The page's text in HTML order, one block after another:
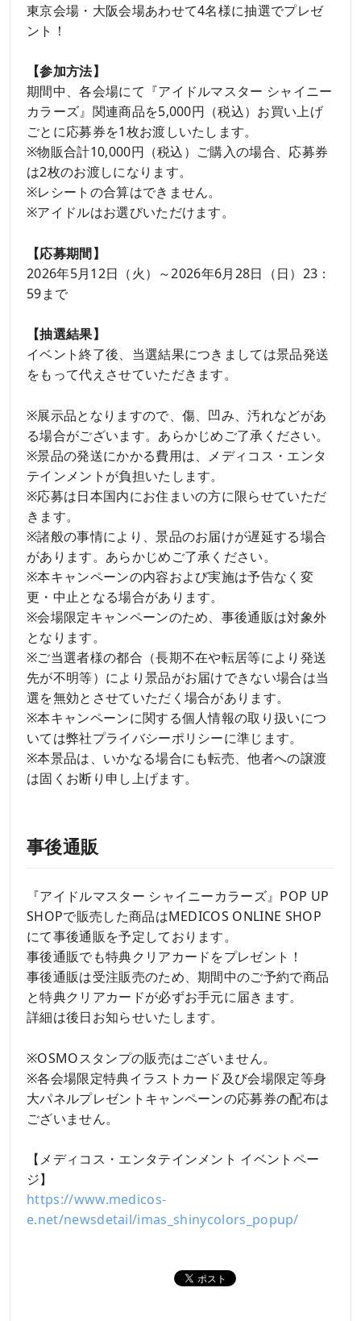
東京会場・大阪会場あわせて4名様に抽選でプレゼ
ント！
【参加方法】
期間中、各会場にて『アイドルマスター シャイニー
カラーズ』関連商品を5,000円（税込）お買い上げ
ごとに応募券を1枚お渡しいたします。
※物販合計10,000円（税込）ご購入の場合、応募券
は2枚のお渡しになります。
※レシートの合算はできません。
※アイドルはお選びいただけます。
【応募期間】
2026年5月12日（火）～2026年6月28日（日）23：
59まで
【抽選結果】
イベント終了後、当選結果につきましては景品発送
をもって代えさせていただきます。
※展示品となりますので、傷、凹み、汚れなどがあ
る場合がございます。あらかじめご了承ください。
※景品の発送にかかる費用は、メディコス・エンタ
テインメントが負担いたします。
※応募は日本国内にお住まいの方に限らせていただ
きます。
※諸般の事情により、景品のお届けが遅延する場合
があります。あらかじめご了承ください。
※本キャンペーンの内容および実施は予告なく変
更・中止となる場合があります。
※会場限定キャンペーンのため、事後通販は対象外
となります。
※ご当選者様の都合（長期不在や転居等により発送
先が不明等）により景品がお届けできない場合は当
選を無効とさせていただく場合があります。
※本キャンペーンに関する個人情報の取り扱いにつ
いては弊社プライバシーポリシーに準じます。
※本景品は、いかなる場合にも転売、他者への譲渡
は固くお断り申し上げます。
事後通販
『アイドルマスター シャイニーカラーズ』POP UP
SHOPで販売した商品はMEDICOS ONLINE SHOP
にて事後通販を予定しております。
事後通販でも特典クリアカードをプレゼント！
事後通販は受注販売のため、期間中のご予約で商品
と特典クリアカードが必ずお手元に届きます。
詳細は後日お知らせいたします。
※OSMOスタンプの販売はございません。
※各会場限定特典イラストカード及び会場限定等身
大パネルプレゼントキャンペーンの応募券の配布は
ございません。
【メディコス・エンタテインメント イベントペー
ジ】
https://www.medicos-
e.net/newsdetail/imas_shinycolors_popup/